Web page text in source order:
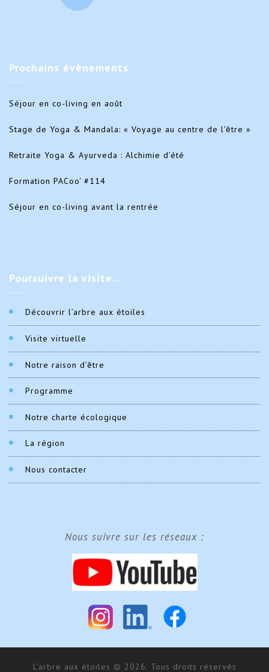
Prochains évènements
Séjour en co-living en août
Stage de Yoga & Mandala: « Voyage au centre de l'être »
Retraite Yoga & Ayurveda : Alchimie d’été
Formation PACoo' #114
Séjour en co-living avant la rentrée
Poursuivre la visite…
Découvrir l’arbre aux étoiles
Visite virtuelle
Notre raison d’être
Programme
Notre charte écologique
La région
Nous contacter
Nous suivre sur les réseaux :
L'arbre aux étoiles © 2026. Tous droits réservés